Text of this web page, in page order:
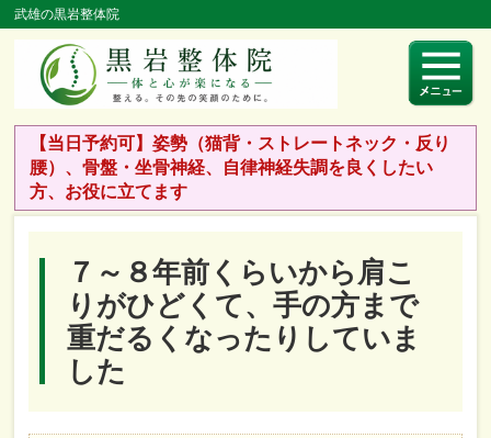
武雄の黒岩整体院
【当日予約可】姿勢（猫背・ストレートネック・反り
腰）、骨盤・坐骨神経、自律神経失調を良くしたい
方、お役に立てます
７～８年前くらいから肩こ
りがひどくて、手の方まで
重だるくなったりしていま
した